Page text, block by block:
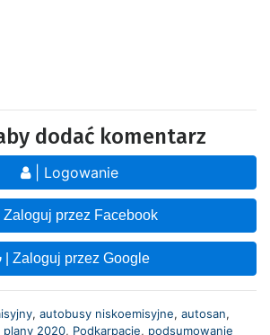
dodać komentarz
| Logowanie
| Zaloguj przez Facebook
| Zaloguj przez Google
, autobusy niskoemisyjne, autosan,
plany 2020, Podkarpacie, podsumowanie